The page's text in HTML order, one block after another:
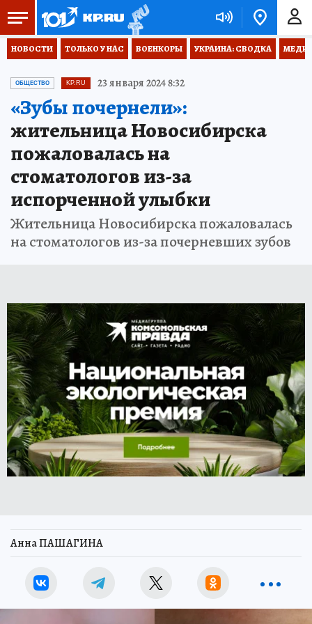
НОВОСТИ ТОЛЬКО У НАС ВОЕНКОРЫ УКРАИНА: СВОДКА
ОБЩЕСТВО KP.RU 23 января 2024 8:32
«Зубы почернели»:
жительница Новосибирска
пожаловалась на
стоматологов из-за
испорченной улыбки
Жительница Новосибирска пожаловалась
на стоматологов из-за почерневших зубов
Анна ПАШАГИНА